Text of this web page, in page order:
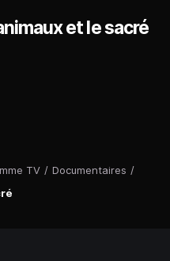
TV / Documentaires /
et le sacré